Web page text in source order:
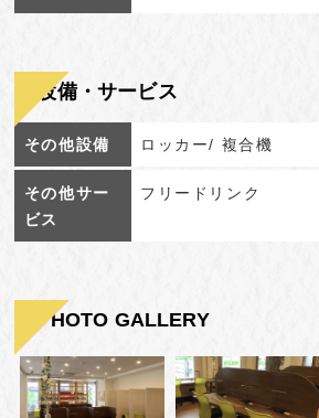
設備・サービス
その他設備 ロッカー/ 複合機
その他サー
ビス
フリードリンク
PHOTO GALLERY